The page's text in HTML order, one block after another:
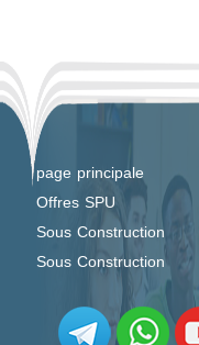
page principale
Offres SPU
Sous Construction
Sous Construction